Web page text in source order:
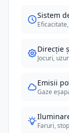
Sistem
Direcție
Jocuri,
Emisii
Gaze
Faruri,